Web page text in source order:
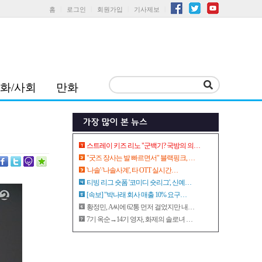
홈 로그인 회원가입 기사제보
/사회 만화
스트레이 키즈 리노 "군백기? 국방의 의…
"굿즈 장사는 발 빠르면서" 블랙핑크, …
'나솔'·'나솔사계', 타 OTT 실시간…
티빙 리그 숏폼 '코미디 숏리그', 신예…
[속보] "박나래 회사 매출 10% 요구…
황정민, A씨에 62통 먼저 걸었지만 내…
7기 옥순→14기 영자, 화제의 솔로녀 …